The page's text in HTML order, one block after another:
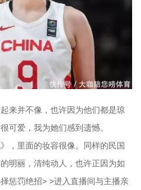
来并不像，也许因为他们都是琼
可爱，我为她们感到遗憾。
，里面的妆容很像。同样的民国
明丽，清纯动人，也许正因为如
惩罚绝招> >进入直播间与主播亲